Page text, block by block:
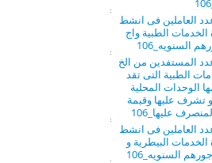
العاملين فى انشط
الخدمات الطبية واج
السنويه_106
المستفدين من الخ
الطبية التى تقد
الوحدات المحلية
تشرف عليها وقيمة
عليها_106
العاملين فى انشط
الخدمات البيطرية و
السنويه_106